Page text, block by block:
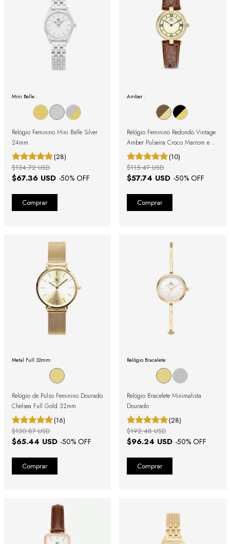
Mini Belle :
Relógio Feminino Mini Belle Silver
24mm
(28)
$67.36 USD -50% OFF
$134.72 USD
Amber :
Relógio Feminino Redondo Vintage
Amber Pulseira Croco Marrom e
Caixa Dourada com Números
Romanos
(10)
$57.74 USD -50% OFF
$115.47 USD
Metal Full 32mm:
Relógio de Pulso Feminino Dourado
Chelsea Full Gold 32mm
(16)
$65.44 USD -50% OFF
$130.87 USD
Relógio Bracelete:
Relógio Bracelete Minimalista
Dourado
(28)
$96.24 USD -50% OFF
$192.48 USD